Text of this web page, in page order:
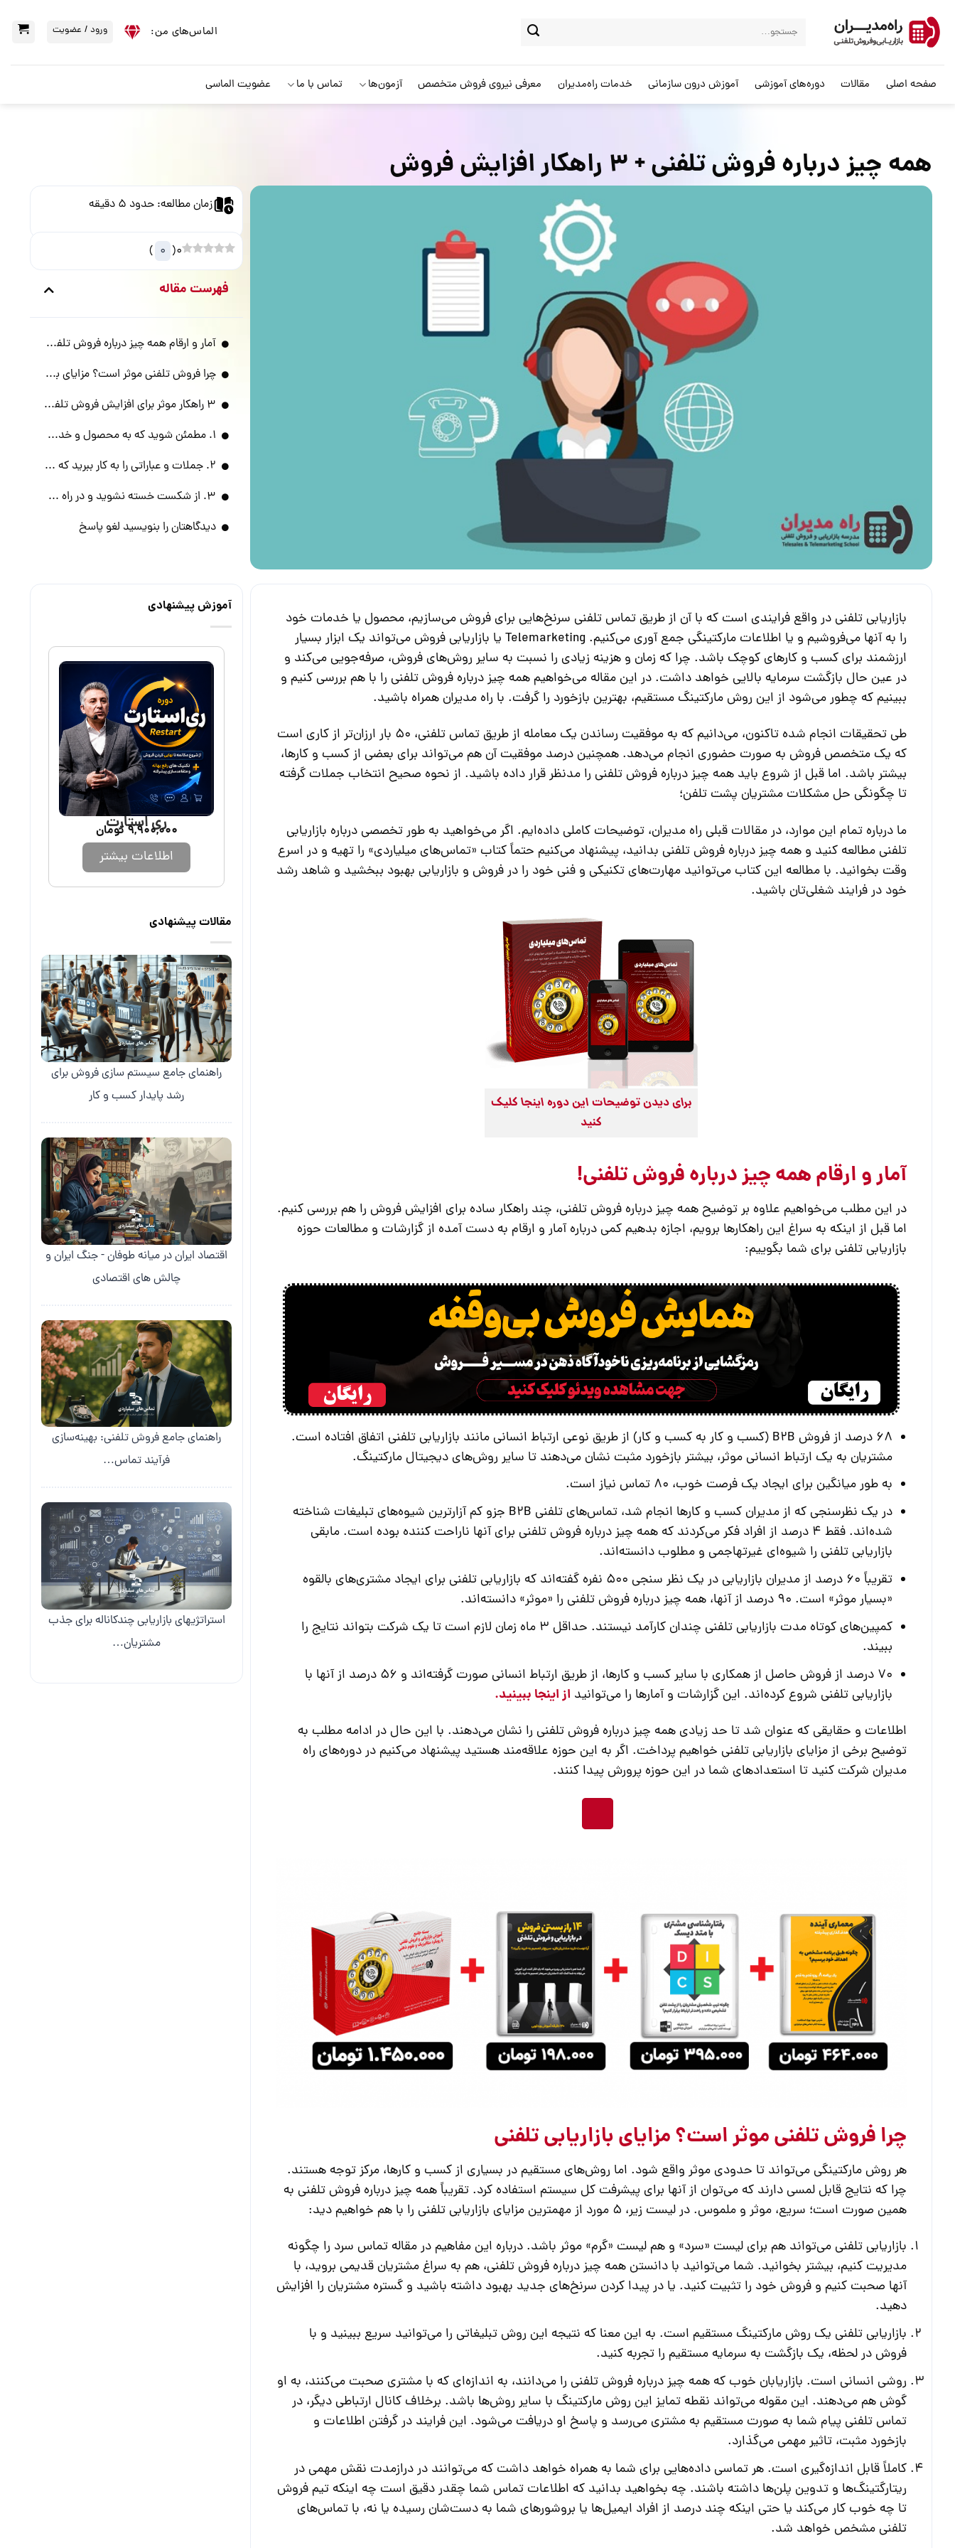
الماس‌‌های من: ورود / عضویت
صفحه اصلی مقالات دوره‌های آموزشی آموزش درون سازمانی خدمات راه‌مدیران معرفی نیروی فروش متخصص آزمون‌ها تماس با ما عضویت الماسی
همه چیز درباره فروش تلفنی + 3 راهکار افزایش فروش
0
(
0
)
فهرست مقاله
آمار و ارقام همه چیز درباره فروش تلفنی!
چرا فروش تلفنی موثر است؟ مزایای بازاریابی تلفنی
3 راهکار موثر برای افزایش فروش تلفنی
1. مطمئن شوید که به محصول و خدمتی که عرضه می‌کنید، واقف هستید
2. جملات و عباراتی را به کار ببرید که کلیشه‌ای نباشند و به مشتری احساس خوبی بدهند
3. از شکست خسته نشوید و در راه خود ثابت قدم باشید
دیدگاهتان را بنویسید لغو پاسخ
بازاریابی تلفنی در واقع فرایندی است که با آن از طریق تماس تلفنی سرنخ‌هایی برای فروش می‌سازیم، محصول یا خدمات خود
را به آنها می‌فروشیم و یا اطلاعات مارکتینگی جمع آوری می‌کنیم. Telemarketing یا بازاریابی فروش می‌تواند یک ابزار بسیار
ارزشمند برای کسب و کارهای کوچک باشد. چرا که زمان و هزینه زیادی را نسبت به سایر روش‌های فروش، صرفه‌جویی می‌کند و
در عین حال بازگشت سرمایه بالایی خواهد داشت. در این مقاله می‌خواهیم همه چیز درباره فروش تلفنی را با هم بررسی کنیم و
ببینیم که چطور می‌شود از این روش مارکتینگ مستقیم، بهترین بازخورد را گرفت. با راه مدیران همراه باشید.
طی تحقیقات انجام شده تاکنون، می‌دانیم که به موفقیت رساندن یک معامله از طریق تماس تلفنی، 50 بار ارزان‌تر از کاری است
که یک متخصص فروش به صورت حضوری انجام می‌دهد. همچنین درصد موفقیت آن هم می‌تواند برای بعضی از کسب و کارها،
بیشتر باشد. اما قبل از شروع باید همه چیز درباره فروش تلفنی را مدنظر قرار داده باشید. از نحوه صحیح انتخاب جملات گرفته
تا چگونگی حل مشکلات مشتریان پشت تلفن؛
ما درباره تمام این موارد، در مقالات قبلی راه مدیران، توضیحات کاملی داده‌ایم. اگر می‌خواهید به طور تخصصی درباره بازاریابی
تلفنی مطالعه کنید و همه چیز درباره فروش تلفنی بدانید، پیشنهاد می‌کنیم حتماً کتاب «تماس‌های میلیاردی» را تهیه و در اسرع
وقت بخوانید. با مطالعه این کتاب می‌توانید مهارت‌های تکنیکی و فنی خود را در فروش و بازاریابی بهبود ببخشید و شاهد رشد
خود در فرایند شغلی‌تان باشید.
برای دیدن توضیحات این دوره اینجا کلیک
کنید
آمار و ارقام همه چیز درباره فروش تلفنی!
در این مطلب می‌خواهیم علاوه بر توضیح همه چیز درباره فروش تلفنی، چند راهکار ساده برای افزایش فروش را هم بررسی کنیم.
اما قبل از اینکه به سراغ این راهکارها برویم، اجازه بدهیم کمی درباره آمار و ارقام به دست آمده از گزارشات و مطالعات حوزه
بازاریابی تلفنی برای شما بگوییم:
68 درصد از فروش B2B (کسب و کار به کسب و کار) از طریق نوعی ارتباط انسانی مانند بازاریابی تلفنی اتفاق افتاده است.
مشتریان به یک ارتباط انسانی موثر، بیشتر بازخورد مثبت نشان می‌دهند تا سایر روش‌های دیجیتال مارکتینگ.
به طور میانگین برای ایجاد یک فرصت خوب، 80 تماس نیاز است.
در یک نظرسنجی که از مدیران کسب و کارها انجام شد، تماس‌های تلفنی B2B جزو کم آزارترین شیوه‌های تبلیغات شناخته
شده‌اند. فقط 4 درصد از افراد فکر می‌کردند که همه چیز درباره فروش تلفنی برای آنها ناراحت کننده بوده است. مابقی
بازاریابی تلفنی را شیوه‌ای غیرتهاجمی و مطلوب دانسته‌اند.
تقریباً 60 درصد از مدیران بازاریابی در یک نظر سنجی 500 نفره گفته‌اند که بازاریابی تلفنی برای ایجاد مشتری‌های بالقوه
«بسیار موثر» است. 90 درصد از آنها، همه چیز درباره فروش تلفنی را «موثر» دانسته‌اند.
کمپین‌های کوتاه مدت بازاریابی تلفنی چندان کارآمد نیستند. حداقل 3 ماه زمان لازم است تا یک شرکت بتواند نتایج را
ببیند.
70 درصد از فروش حاصل از همکاری با سایر کسب و کارها، از طریق ارتباط انسانی صورت گرفته‌اند و 56 درصد از آنها با
بازاریابی تلفنی شروع کرده‌اند. این گزارشات و آمارها را می‌توانید از اینجا ببینید.
اطلاعات و حقایقی که عنوان شد تا حد زیادی همه چیز درباره فروش تلفنی را نشان می‌دهند. با این حال در ادامه مطلب به
توضیح برخی از مزایای بازاریابی تلفنی خواهیم پرداخت. اگر به این حوزه علاقه‌مند هستید پیشنهاد می‌کنیم در دوره‌های راه
مدیران شرکت کنید تا استعدادهای شما در این حوزه پرورش پیدا کنند.
چرا فروش تلفنی موثر است؟ مزایای بازاریابی تلفنی
هر روش مارکتینگی می‌تواند تا حدودی موثر واقع شود. اما روش‌های مستقیم در بسیاری از کسب و کارها، مرکز توجه هستند.
چرا که نتایج قابل لمسی دارند که می‌توان از آنها برای پیشرفت کل سیستم استفاده کرد. تقریباً همه چیز درباره فروش تلفنی به
همین صورت است؛ سریع، موثر و ملموس. در لیست زیر، 5 مورد از مهمترین مزایای بازاریابی تلفنی را با هم خواهیم دید:
بازاریابی تلفنی می‌تواند هم برای لیست «سرد» و هم لیست «گرم» موثر باشد. درباره این مفاهیم در مقاله تماس سرد را چگونه
مدیریت کنیم، بیشتر بخوانید. شما می‌توانید با دانستن همه چیز درباره فروش تلفنی، هم به سراغ مشتریان قدیمی بروید، با
آنها صحبت کنیم و فروش خود را تثبیت کنید. یا در پیدا کردن سرنخ‌های جدید بهبود داشته باشید و گستره مشتریان را افزایش
دهید.
بازاریابی تلفنی یک روش مارکتینگ مستقیم است. به این معنا که نتیجه این روش تبلیغاتی را می‌توانید سریع ببینید و با
فروش در لحظه، یک بازگشت به سرمایه مستقیم را تجربه کنید.
روشی انسانی است. بازاریابان خوب که همه چیز درباره فروش تلفنی را می‌دانند، به اندازه‌ای که با مشتری صحبت می‌کنند، به او
گوش هم می‌دهند. این مقوله می‌تواند نقطه تمایز این روش مارکتینگ با سایر روش‌ها باشد. برخلاف کانال ارتباطی دیگر، در
تماس تلفنی پیام شما به صورت مستقیم به مشتری می‌رسد و پاسخ او دریافت می‌شود. این فرایند در گرفتن اطلاعات و
بازخورد مثبت، تاثیر مهمی می‌گذارد.
کاملاً قابل اندازه‌گیری است. هر تماسی داده‌هایی برای شما به همراه خواهد داشت که می‌توانند در درازمدت نقش مهمی در
ریتارگتینگ‌ها و تدوین پلن‌ها داشته باشند. چه بخواهید بدانید که اطلاعات تماس شما چقدر دقیق است چه اینکه تیم فروش
تا چه خوب کار می‌کند یا حتی اینکه چند درصد از افراد ایمیل‌ها یا بروشورهای شما به دست‌شان رسیده یا نه، با تماس‌های
تلفنی مشخص خواهد شد.
آموزش پیشنهادی
ری استارت
9,900,000تومان
اطلاعات بیشتر
مقالات پیشنهادی
راهنمای جامع سیستم سازی فروش برای
رشد پایدار کسب و کار
اقتصاد ایران در میانه طوفان - جنگ ایران و
چالش های اقتصادی
راهنمای جامع فروش تلفنی: بهینه‌سازی
فرآیند تماس…
استراتژیهای بازاریابی چندکاناله برای جذب
مشتریان…